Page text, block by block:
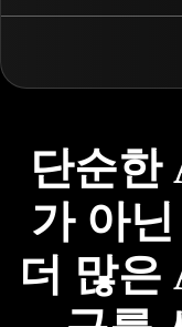
단순한
가 아
더 많은